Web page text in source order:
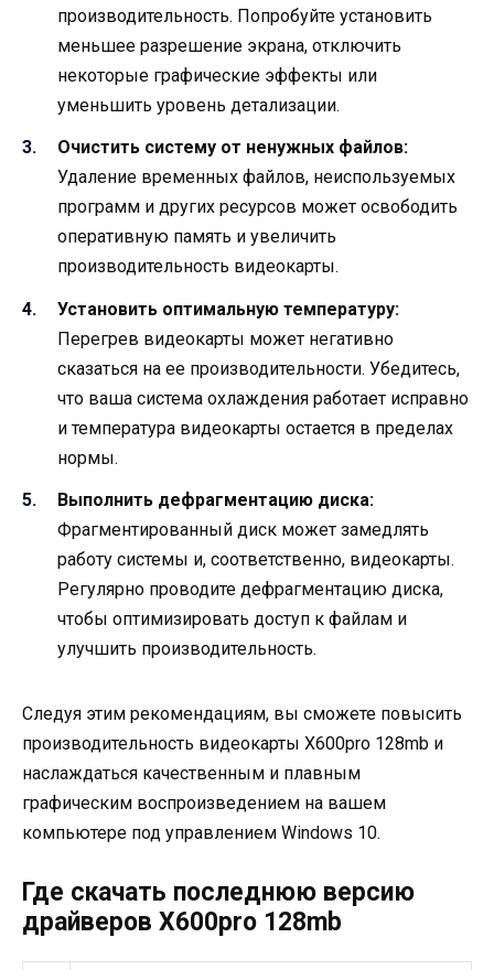
производительность. Попробуйте установить
меньшее разрешение экрана, отключить
некоторые графические эффекты или
уменьшить уровень детализации.
Очистить систему от ненужных файлов:
Удаление временных файлов, неиспользуемых
программ и других ресурсов может освободить
оперативную память и увеличить
производительность видеокарты.
Установить оптимальную температуру:
Перегрев видеокарты может негативно
сказаться на ее производительности. Убедитесь,
что ваша система охлаждения работает исправно
и температура видеокарты остается в пределах
нормы.
Выполнить дефрагментацию диска:
Фрагментированный диск может замедлять
работу системы и, соответственно, видеокарты.
Регулярно проводите дефрагментацию диска,
чтобы оптимизировать доступ к файлам и
улучшить производительность.
Следуя этим рекомендациям, вы сможете повысить
производительность видеокарты X600pro 128mb и
наслаждаться качественным и плавным
графическим воспроизведением на вашем
компьютере под управлением Windows 10.
Где скачать последнюю версию
драйверов X600pro 128mb